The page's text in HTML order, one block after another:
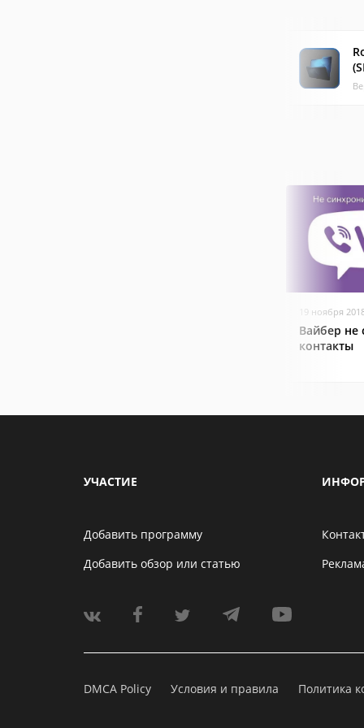
19 ноября
Вайбер не
контакты
УЧАСТИЕ
Добавить программу
Добавить обзор или статью
DMCA Policy Условия и правила Политика